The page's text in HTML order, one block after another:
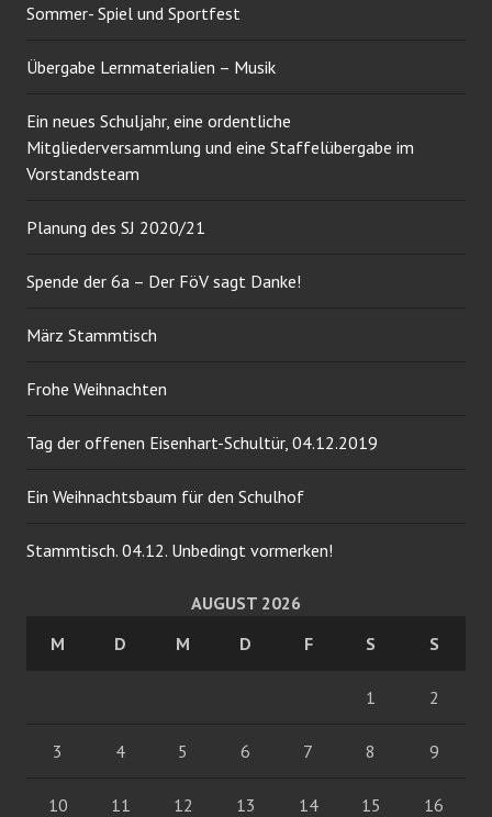
Sommer- Spiel und Sportfest
Übergabe Lernmaterialien – Musik
Ein neues Schuljahr, eine ordentliche
Mitgliederversammlung und eine Staffelübergabe im
Vorstandsteam
Planung des SJ 2020/21
Spende der 6a – Der FöV sagt Danke!
März Stammtisch
Frohe Weihnachten
Tag der offenen Eisenhart-Schultür, 04.12.2019
Ein Weihnachtsbaum für den Schulhof
Stammtisch. 04.12. Unbedingt vormerken!
AUGUST 2026
M
D M D F S S
1 2
3 4 5 6 7 8 9
10 11 12 13 14 15 16